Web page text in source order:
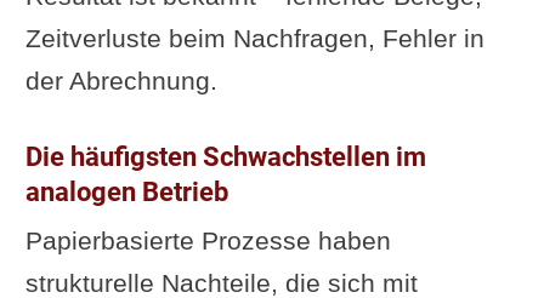
Zeitverluste beim Nachfragen, Fehler in
der Abrechnung.
Die häufigsten Schwachstellen im
analogen Betrieb
Papierbasierte Prozesse haben
strukturelle Nachteile, die sich mit